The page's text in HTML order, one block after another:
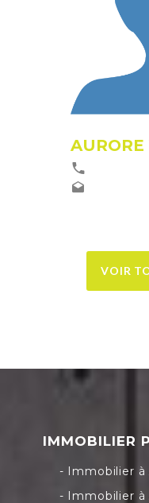
AURORE
VOIR